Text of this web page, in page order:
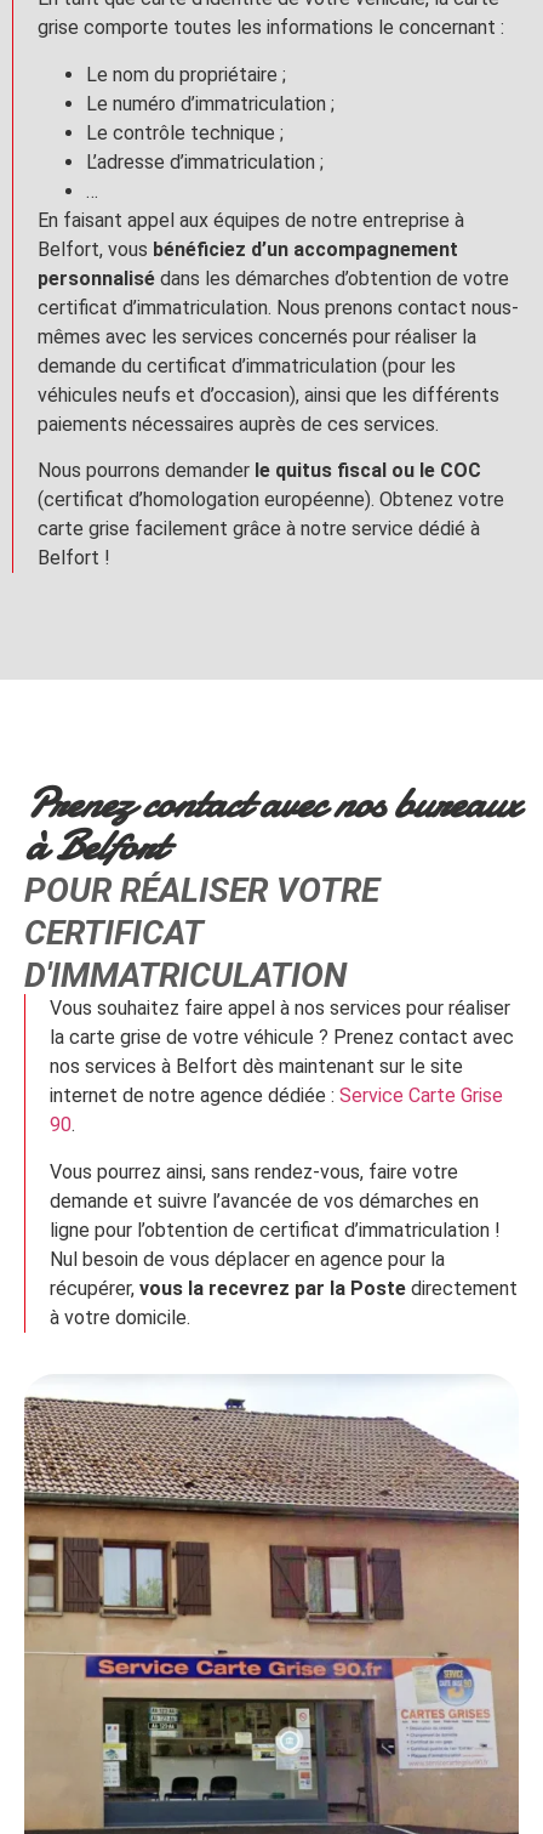
grise comporte toutes les informations le concernant :
Le nom du propriétaire ;
Le numéro d’immatriculation ;
Le contrôle technique ;
L’adresse d’immatriculation ;
…
En faisant appel aux équipes de notre entreprise à
Belfort, vous bénéficiez d’un accompagnement
personnalisé dans les démarches d’obtention de votre
certificat d’immatriculation. Nous prenons contact nous-
mêmes avec les services concernés pour réaliser la
demande du certificat d’immatriculation (pour les
véhicules neufs et d’occasion), ainsi que les différents
paiements nécessaires auprès de ces services.
Nous pourrons demander le quitus fiscal ou le COC
(certificat d’homologation européenne). Obtenez votre
carte grise facilement grâce à notre service dédié à
Belfort !
Prenez contact avec nos bureaux
à Belfort
POUR RÉALISER VOTRE
CERTIFICAT
D'IMMATRICULATION
Vous souhaitez faire appel à nos services pour réaliser
la carte grise de votre véhicule ? Prenez contact avec
nos services à Belfort dès maintenant sur le site
internet de notre agence dédiée : Service Carte Grise
90.
Vous pourrez ainsi, sans rendez-vous, faire votre
demande et suivre l’avancée de vos démarches en
ligne pour l’obtention de certificat d’immatriculation !
Nul besoin de vous déplacer en agence pour la
récupérer, vous la recevrez par la Poste directement
à votre domicile.